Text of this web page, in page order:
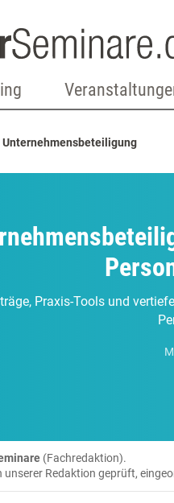
Unternehmensbeteiligung
Praxis-Tools und
(Fachredaktion).
unserer Redaktion geprüft,